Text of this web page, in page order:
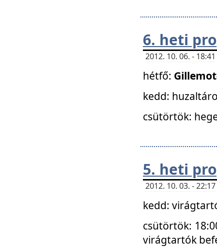
6. heti
2012. 10. 06. -
hétfő:
kedd:
csütörtök:
5. heti
2012. 10. 03. -
kedd:
csütörtök:
virágtartók